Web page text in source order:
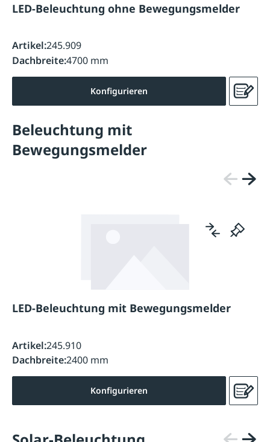
LED-Beleuchtung ohne Bewegungsmelder
Artikel:245.909
Dachbreite:4700 mm
Konfigurieren
Beleuchtung mit
Bewegungsmelder
LED-Beleuchtung mit Bewegungsmelder
Artikel:245.910
Dachbreite:2400 mm
Konfigurieren